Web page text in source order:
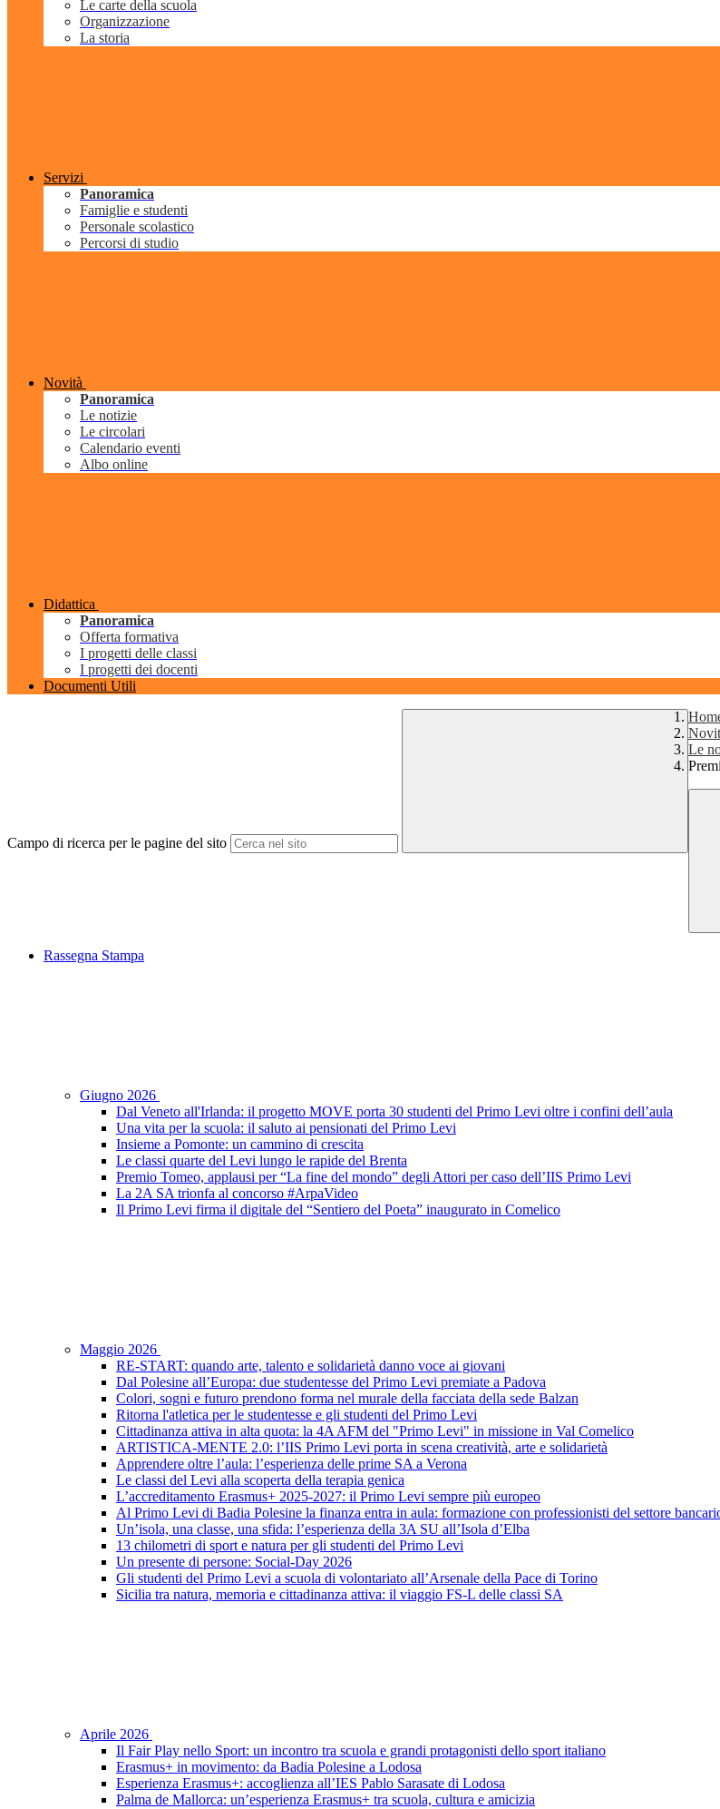
Le carte della scuola
Organizzazione
La storia
Servizi
Panoramica
Famiglie e studenti
Personale scolastico
Percorsi di studio
Novità
Panoramica
Le notizie
Le circolari
Calendario eventi
Albo online
Didattica
Panoramica
Offerta formativa
I progetti delle classi
I progetti dei docenti
Documenti Utili
Campo di ricerca per le pagine del sito
Le
Rassegna Stampa
Giugno 2026
Dal Veneto all'Irlanda: il progetto MOVE porta 30 studenti del Primo Levi oltre i confini dell’aula
Una vita per la scuola: il saluto ai pensionati del Primo Levi
Insieme a Pomonte: un cammino di crescita
Le classi quarte del Levi lungo le rapide del Brenta
Premio Tomeo, applausi per “La fine del mondo” degli Attori per caso dell’IIS Primo Levi
La 2A SA trionfa al concorso #ArpaVideo
Il Primo Levi firma il digitale del “Sentiero del Poeta” inaugurato in Comelico
Maggio 2026
RE-START: quando arte, talento e solidarietà danno voce ai giovani
Dal Polesine all’Europa: due studentesse del Primo Levi premiate a Padova
Colori, sogni e futuro prendono forma nel murale della facciata della sede Balzan
Ritorna l'atletica per le studentesse e gli studenti del Primo Levi
Cittadinanza attiva in alta quota: la 4A AFM del "Primo Levi" in missione in Val Comelico
ARTISTICA-MENTE 2.0: l’IIS Primo Levi porta in scena creatività, arte e solidarietà
Apprendere oltre l’aula: l’esperienza delle prime SA a Verona
Le classi del Levi alla scoperta della terapia genica
L’accreditamento Erasmus+ 2025-2027: il Primo Levi sempre più europeo
Al Primo Levi di Badia Polesine la finanza entra in aula: formazione con professionisti del settore
Un’isola, una classe, una sfida: l’esperienza della 3A SU all’Isola d’Elba
13 chilometri di sport e natura per gli studenti del Primo Levi
Un presente di persone: Social-Day 2026
Gli studenti del Primo Levi a scuola di volontariato all’Arsenale della Pace di Torino
Sicilia tra natura, memoria e cittadinanza attiva: il viaggio FS-L delle classi SA
Aprile 2026
Il Fair Play nello Sport: un incontro tra scuola e grandi protagonisti dello sport italiano
Erasmus+ in movimento: da Badia Polesine a Lodosa
Esperienza Erasmus+: accoglienza all’IES Pablo Sarasate di Lodosa
Palma de Mallorca: un’esperienza Erasmus+ tra scuola, cultura e amicizia